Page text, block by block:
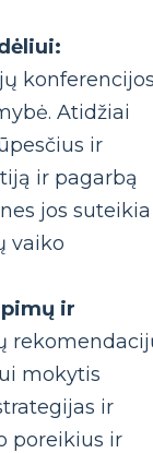
Atidžiai
ir
ir pagarbą
jos suteikia
vaiko
ir
mokytis
ir
poreikius ir